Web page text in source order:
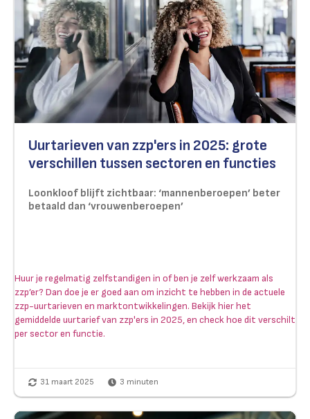
Uurtarieven van zzp'ers in 2025: grote
verschillen tussen sectoren en functies
Loonkloof blijft zichtbaar: ‘mannenberoepen’ beter
betaald dan ‘vrouwenberoepen’
Huur je regelmatig zelfstandigen in of ben je zelf werkzaam als
zzp’er? Dan doe je er goed aan om inzicht te hebben in de actuele
zzp-uurtarieven en marktontwikkelingen. Bekijk hier het
gemiddelde uurtarief van zzp'ers in 2025, en check hoe dit verschilt
per sector en functie.
31 maart 2025 3 minuten